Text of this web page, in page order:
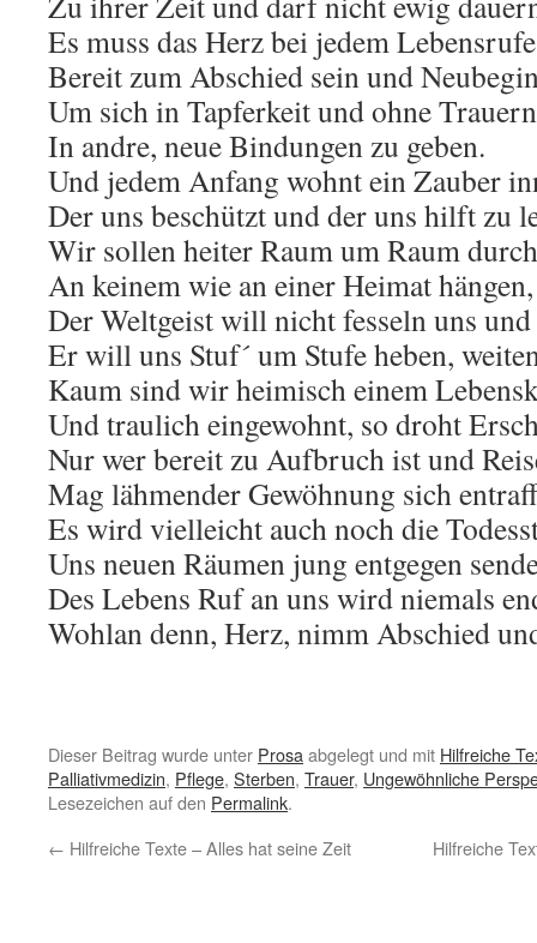
Es muss das Herz bei jedem Lebensrufe
Bereit zum Abschied sein und
Um sich in Tapferkeit und ohne Trauern
In andre, neue Bindungen zu geben.
Und jedem Anfang wohnt ein Zauber
Der uns beschützt und der uns hilft zu
Wir sollen heiter Raum um Raum
An keinem wie an einer Heimat hängen,
Der Weltgeist will nicht fesseln uns und
Er will uns Stuf´ um Stufe heben,
Kaum sind wir heimisch einem
Und traulich eingewohnt, so droht
Nur wer bereit zu Aufbruch ist und
Mag lähmender Gewöhnung sich
Es wird vielleicht auch noch die
Uns neuen Räumen jung entgegen
Des Lebens Ruf an uns wird niemals
Wohlan denn, Herz, nimm Abschied
Dieser Beitrag wurde unter Prosa abgelegt und mit Hilfreiche
Palliativmedizin, Pflege, Sterben, Trauer, Ungewöhnliche
Lesezeichen auf den Permalink.
← Hilfreiche Texte – Alles hat seine Zeit Hilfreiche